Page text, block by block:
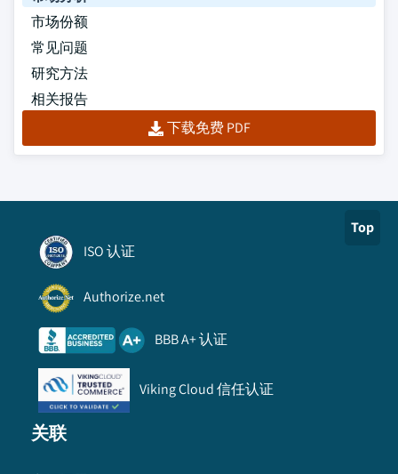
市场份额
常见问题
研究方法
相关报告
下载免费 PDF
Top
ISO 认证
Authorize.net
BBB A+ 认证
Viking Cloud 信任认证
关联